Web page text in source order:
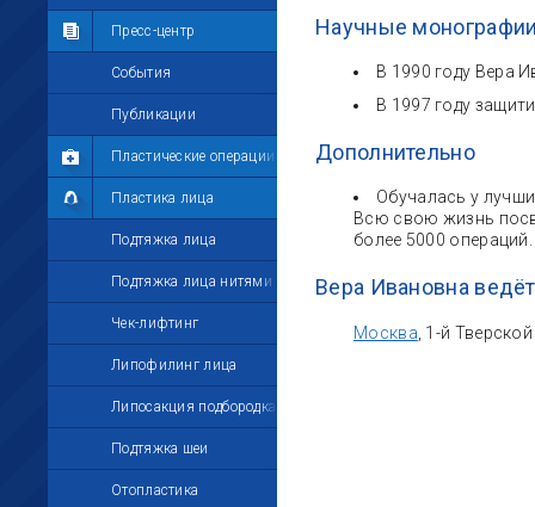
Пресс-центр
События
Публикации
Пластические операции
Пластика лица
Подтяжка лица
Подтяжка лица нитями
Чек-лифтинг
Липофилинг лица
Липосакция подбородка
Подтяжка шеи
Отопластика
Мои друзья
Моё избранное
Мои настройки
Научные
В 1990 году Вера
В 1997 году
Дополнительно
Обучалась у
Всю свою жизнь
более 5000 операций.
Вера Ивановна
Москва , 1-й